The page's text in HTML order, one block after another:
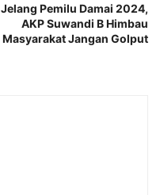
Jelang Pemilu Damai 2024,
AKP Suwandi B Himbau
Masyarakat Jangan Golput